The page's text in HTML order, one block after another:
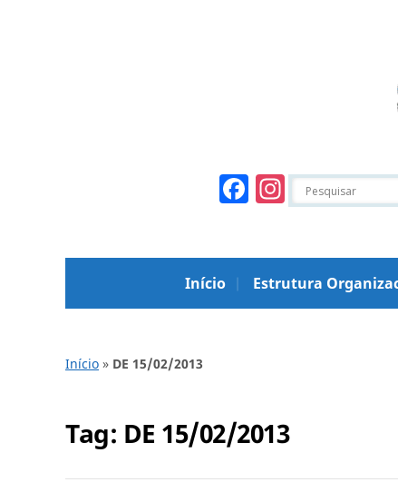
Facebook
Início Estrutura
Início » DE 15/02/2013
Tag: DE 15/02/2013